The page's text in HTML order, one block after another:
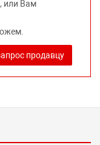
для
права
знаков.
необходимую и
к
или Вам
продавцу